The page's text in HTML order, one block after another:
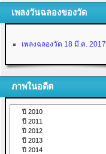
เพลงวันฉลองของวัด
เพลงฉลองวัด 18 มี.ค. 2017
ภาพในอดีต
ปี 2010
ปี 2011
ปี 2012
ปี 2013
ปี 2014